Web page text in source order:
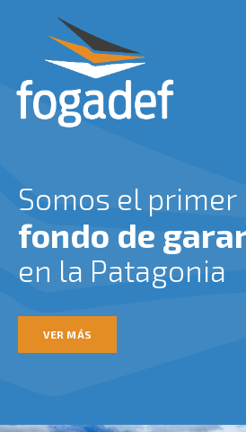
Somos el primer
fondo de
en la Patagonia
VER MÁS